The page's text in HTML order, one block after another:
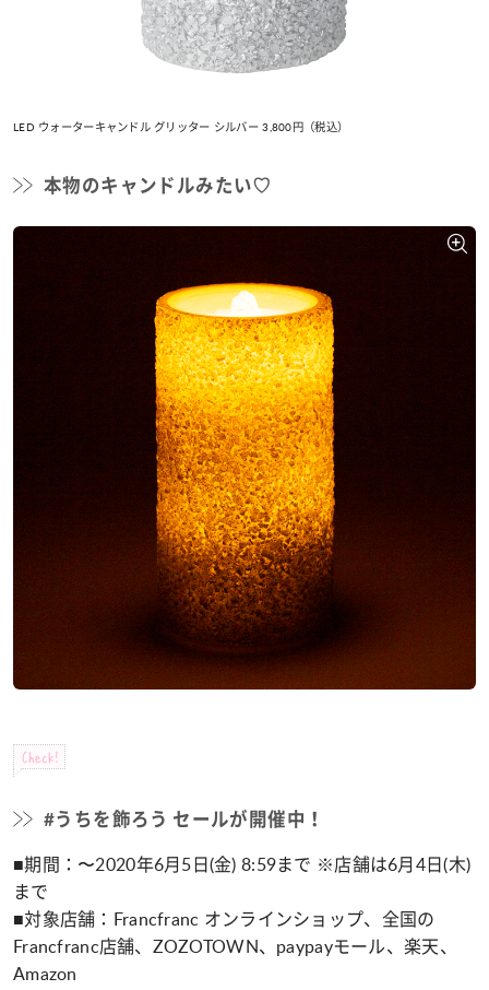
LED ウォーターキャンドル グリッター シルバー 3,800円（税込）
本物のキャンドルみたい♡
Check!
#うちを飾ろう セールが開催中！
■期間：〜2020年6月5日(金) 8:59まで ※店舗は6月4日(木)
まで
■対象店舗：Francfranc オンラインショップ、全国の
Francfranc店舗、ZOZOTOWN、paypayモール、楽天、
Amazon